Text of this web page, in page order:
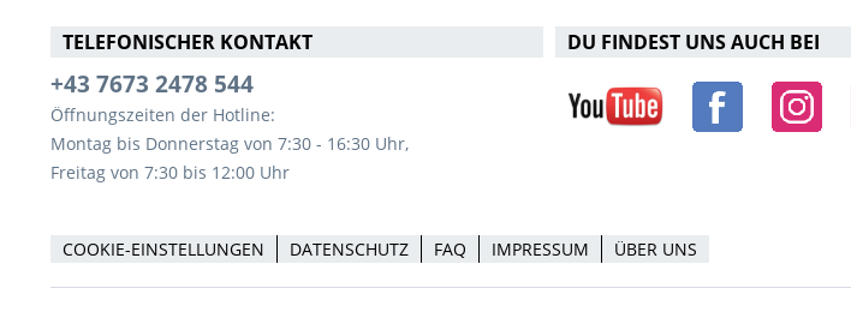
TELEFONISCHER KONTAKT
+43 7673 2478 544
Öffnungszeiten der Hotline:
Montag bis Donnerstag von 7:30 - 16:30 Uhr,
Freitag von 7:30 bis 12:00 Uhr
DU FINDEST UNS AUCH BEI
COOKIE-EINSTELLUNGEN DATENSCHUTZ FAQ IMPRESSUM ÜBER UNS